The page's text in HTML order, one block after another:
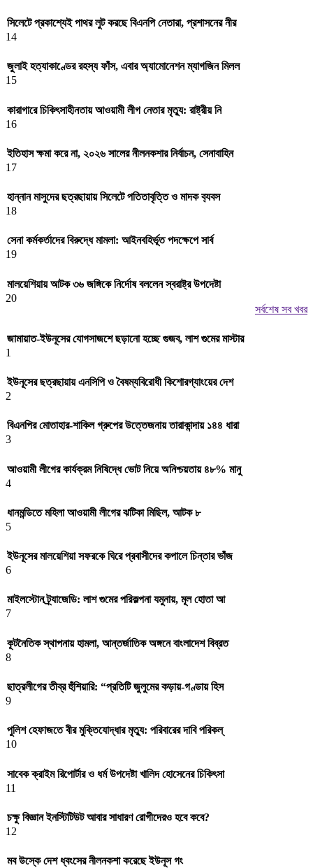
সিলেটে প্রকাশ্যেই পাথর লুট করছে বিএনপি নেতারা, প্রশাসনের নীর
14
জুলাই হত্যাকাণ্ডের রহস্য ফাঁস, এবার অ্যামোনেশন ম্যাগজিন মিলল
15
কারাগারে চিকিৎসাহীনতায় আওয়ামী লীগ নেতার মৃত্যু: রাষ্ট্রীয় নি
16
ইতিহাস ক্ষমা করে না, ২০২৬ সালের নীলনকশার নির্বাচন, সেনাবাহিন
17
হান্নান মাসুদের ছত্রছায়ায় সিলেটে পতিতাবৃত্তি ও মাদক ব‍্যবস
18
সেনা কর্মকর্তাদের বিরুদ্ধে মামলা: আইনবহির্ভূত পদক্ষেপে সার্ব
19
মালয়েশিয়ায় আটক ৩৬ জঙ্গিকে নির্দোষ বললেন স্বরাষ্ট্র উপদেষ্টা
20
সর্বশেষ সব খবর
জামায়াত-ইউনূসের যোগসাজশে ছড়ানো হচ্ছে গুজব, লাশ গুমের মাস্টার
1
ইউনূসের ছত্রছায়ায় এনসিপি ও বৈষম্যবিরোধী কিশোরগ্যাংয়ের দেশ
2
বিএনপির মোতাহার-শাকিল গ্রুপের উত্তেজনায় তারাকান্দায় ১৪৪ ধারা
3
আওয়ামী লীগের কার্যক্রম নিষিদ্ধে ভোট নিয়ে অনিশ্চয়তায় ৪৮% মানু
4
ধানমন্ডিতে মহিলা আওয়ামী লীগের ঝটিকা মিছিল, আটক ৮
5
ইউনূসের মালয়েশিয়া সফরকে ঘিরে প্রবাসীদের কপালে চিন্তার ভাঁজ
6
মাইলস্টোন ট্র্যাজেডি: লাশ গুমের পরিকল্পনা যমুনায়, মূল হোতা আ
7
কূটনৈতিক স্থাপনায় হামলা, আন্তর্জাতিক অঙ্গনে বাংলাদেশ বিব্রত
8
ছাত্রলীগের তীব্র হুঁশিয়ারি: “প্রতিটি জুলুমের কড়ায়-গণ্ডায় হিস
9
পুলিশ হেফাজতে বীর মুক্তিযোদ্ধার মৃত্যু: পরিবারের দাবি পরিকল্
10
সাবেক ক্রাইম রিপোর্টার ও ধর্ম উপদেষ্টা খালিদ হোসেনের চিকিৎসা
11
চক্ষু বিজ্ঞান ইনস্টিটিউট আবার সাধারণ রোগীদেরও হবে কবে?
12
মব উস্কে দেশ ধ্বংসের নীলনকশা করেছে ইউনূস গং